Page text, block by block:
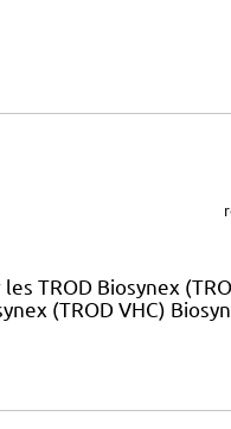
TROD Biosynex
(TROD VHC)